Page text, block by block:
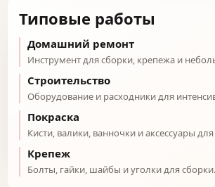
Типовые работы
Домашний ремонт
Инструмент для сборки, крепежа и
Строительство
Оборудование и расходники для
Покраска
Кисти, валики, ванночки и аксессуары
Крепеж
Болты, гайки, шайбы и уголки для сборки.